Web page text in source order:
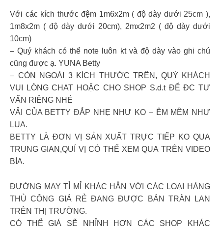
Với các kích thước đệm 1m6x2m ( độ dày dưới 25cm ),
1m8x2m ( độ dày dưới 20cm), 2mx2m2 ( độ dày dưới
10cm)
– Quý khách có thể note luôn kt và độ dày vào ghi chú
cũng được ạ. YUNA Betty
– CÒN NGOÀI 3 KÍCH THƯỚC TRÊN, QUÝ KHÁCH
VUI LÒNG CHAT HOẶC CHO SHOP S.d.t ĐỂ ĐC TƯ
VẤN RIÊNG NHÉ
VẢI CỦA BETTY ĐẮP NHẸ NHƯ KO – ÊM MỀM NHƯ
LỤA.
BETTY LÀ ĐƠN VỊ SẢN XUẤT TRỰC TIẾP KO QUA
TRUNG GIAN,QUÍ VỊ CÓ THỂ XEM QUA TRÊN VIDEO
BÌA.
ĐƯỜNG MAY TỈ MỈ KHÁC HẲN VỚI CÁC LOẠI HÀNG
THỦ CÔNG GIÁ RẺ ĐANG ĐƯỢC BÁN TRÀN LAN
TRÊN THỊ TRƯỜNG.
CÓ THỂ GIÁ SẼ NHỈNH HƠN CÁC SHOP KHÁC